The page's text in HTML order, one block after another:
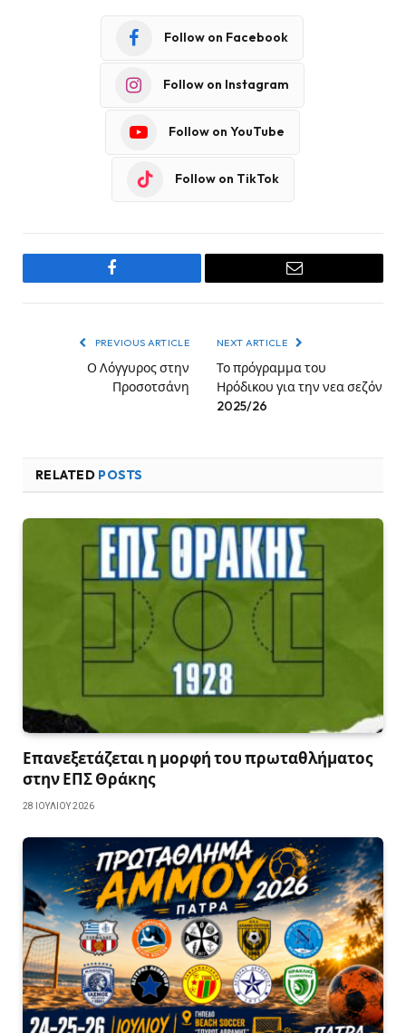
Follow on Facebook
Follow on Instagram
Follow on YouTube
Follow on TikTok
Facebook Email
PREVIOUS ARTICLE
Ο Λόγγυρος στην
Προσοτσάνη
NEXT ARTICLE
Το πρόγραμμα του
Ηρόδικου για την νεα σεζόν
2025/26
RELATED POSTS
Επανεξετάζεται η μορφή του πρωταθλήματος
στην ΕΠΣ Θράκης
28 ΙΟΥΛΊΟΥ 2026